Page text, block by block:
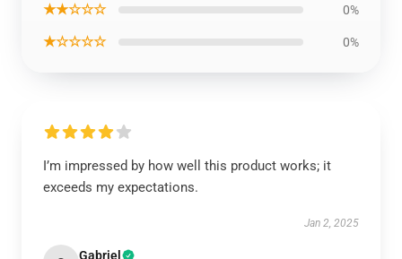
★★☆☆☆ 0%
★☆☆☆☆ 0%
I’m impressed by how well this product works; it
exceeds my expectations.
Jan 2, 2025
Gabriel